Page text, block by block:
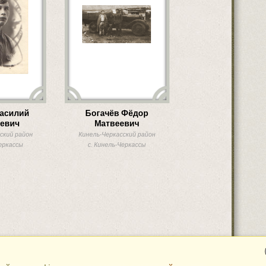
район
Богачёв Фёдор
Матвеевич
Кинель-Черкасский район
с. Кинель-Черкассы